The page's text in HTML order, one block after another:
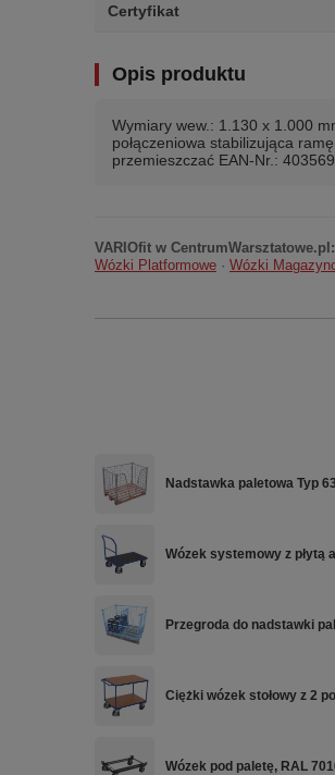
Certyfikat
Opis produktu
Wymiary wew.: 1.130 x 1.000
połączeniowa stabilizująca
przemieszczać EAN-Nr.:
VARIOfit w CentrumWarsztatowe.pl:
Wózki Platformowe · Wózki
Nadstawka paletowa Typ
Wózek systemowy z płytą
Przegroda do nadstawki
Ciężki wózek stołowy z 2
Wózek pod paletę, RAL